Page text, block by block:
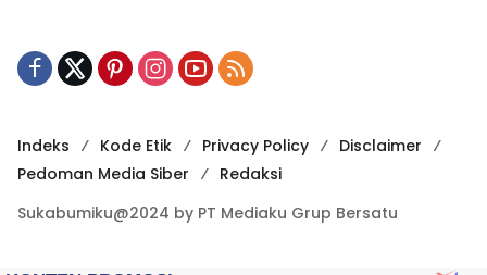
Indeks Kode Etik Privacy Policy
Disclaimer
Pedoman Media Siber
Redaksi
Sukabumiku@2024 by PT Mediaku Grup Bersatu